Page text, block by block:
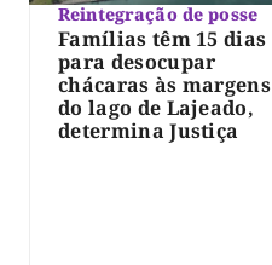
Reintegração de posse
Famílias têm 15 dias
para desocupar
chácaras às margens
do lago de Lajeado,
determina Justiça